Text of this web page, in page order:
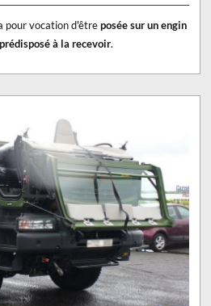
pour vocation d'êtreposée sur un engin
à la recevoir.